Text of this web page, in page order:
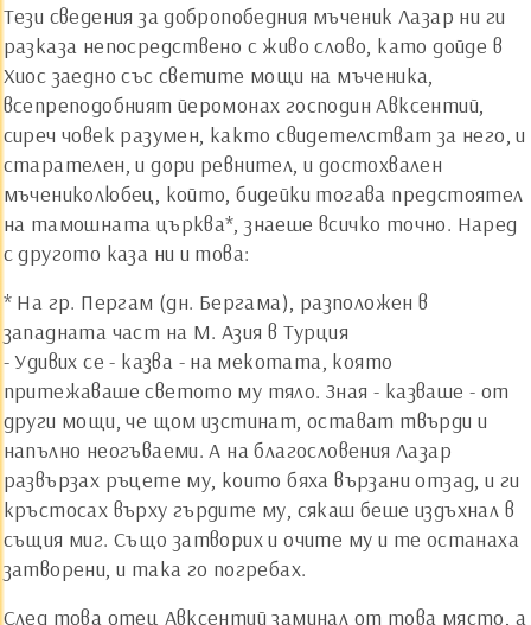
Тези сведения за добропобедния мъченик Лазар ни ги
разказа непосредствено с живо слово, като дойде в
Хиос заедно със светите мощи на мъченика,
всепреподобният йеромонах господин Авксентий,
сиреч човек разумен, както свидетелстват за него, и
старателен, и дори ревнител, и достохвален
мъчениколюбец, който, бидейки тогава предстоятел
на тамошната църква*, знаеше всичко точно. Наред
с другото каза ни и това:
* На гр. Пергам (дн. Бергама), разположен в
западната част на М. Азия в Турция
- Удивих се - казва - на мекотата, която
притежаваше светото му тяло. Зная - казваше - от
други мощи, че щом изстинат, остават твърди и
напълно неогъваеми. А на благословения Лазар
развързах ръцете му, които бяха вързани отзад, и ги
кръстосах върху гърдите му, сякаш беше издъхнал в
същия миг. Също затворих и очите му и те останаха
затворени, и така го погребах.
След това отец Авксентий заминал от това място, а